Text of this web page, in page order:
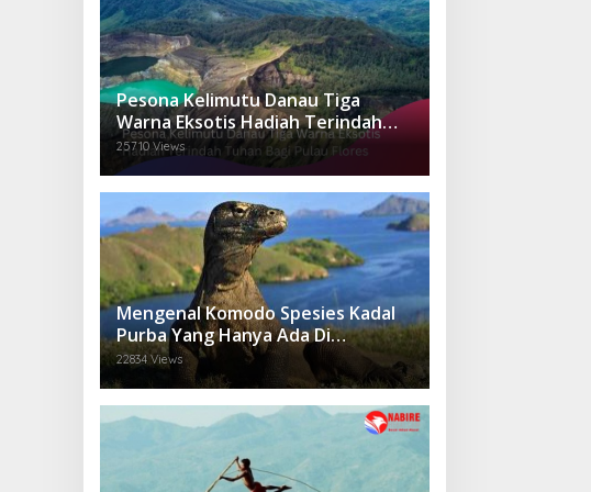
Pesona Kelimutu Danau Tiga
Warna Eksotis Hadiah Terindah
Tuhan Bagi Pulau Flores
25710 Views
Mengenal Komodo Spesies Kadal
Purba Yang Hanya Ada Di
Indonesia.
22834 Views